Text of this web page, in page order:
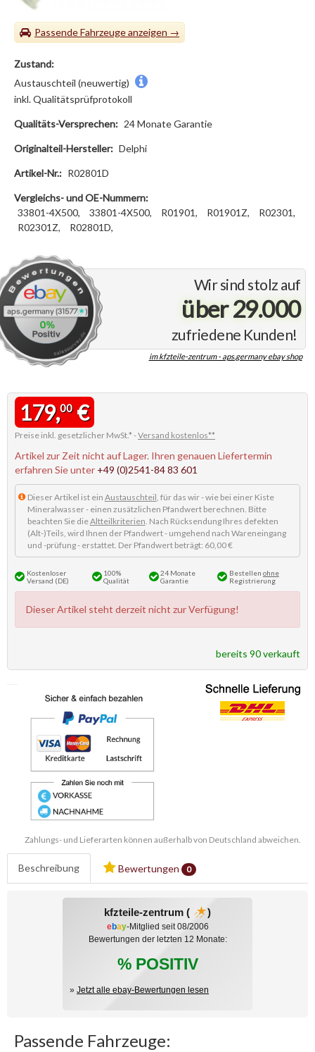
Passende Fahrzeuge
Wir sind stolz auf
über 29.000
zufriedene Kunden!
im kfzteile-zentrum - aps.germany ebay shop
Zustand:
Austauschteil (neuwertig)
inkl. Qualitätsprüfprotokoll
Qualitäts-Versprechen: 24 Monate Garantie
Originalteil-Hersteller: Delphi
Artikel-Nr.: R02801D
Vergleichs- und OE-Nummern:
33801-4X500,
33801-4X500, R01901, R01901Z,
R02301,
R02301Z,
R02801D,
179,00€
Preise inkl. gesetzlicher MwSt.* -Versand kostenlos**
Artikel zur Zeit nicht auf Lager. Ihren genauen Liefertermin
erfahren Sie unter +49 (0)2541-84 83 601
Dieser Artikel ist ein Austauschteil , für das wir - wie bei einer Kiste
Mineralwasser - einen zusätzlichen Pfandwert berechnen. Bitte
beachten Sie dieAltteilkriterien . Nach Rücksendung Ihres defekten
(Alt-)Teils, wird Ihnen der Pfandwert - umgehend nach Wareneingang
und -prüfung - erstattet. Der Pfandwert beträgt: 60,00 €
Kostenloser
Versand (DE)
100%
Qualität
24 Monate
Garantie
Bestellen ohne
Registrierung
Dieser Artikel steht derzeit nicht zur Verfügung!
bereits 90 verkauft
Zahlungs- und Lieferarten können außerhalb von Deutschland abweichen.
Beschreibung Bewertungen 0
kfzteile-zentrum ( )
ebay-Mitglied seit 08/2006
Bewertungen der letzten 12 Monate:
% POSITIV
» Jetzt alle ebay-Bewertungen lesen
Passende Fahrzeuge: